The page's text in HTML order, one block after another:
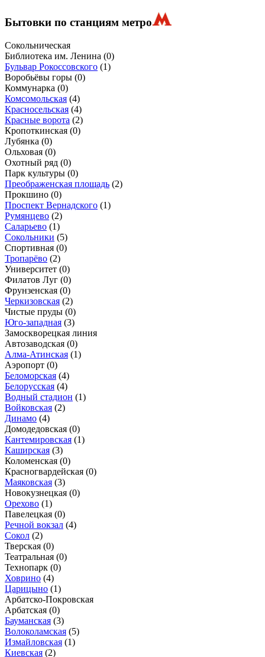
Бытовки по станциям метро
Сокольническая
Библиотека им. Ленина (0)
Бульвар Рокоссовского (1)
Воробьёвы горы (0)
Коммунарка (0)
Комсомольская (4)
Красносельская (4)
Красные ворота (2)
Кропоткинская (0)
Лубянка (0)
Ольховая (0)
Охотный ряд (0)
Парк культуры (0)
Преображенская площадь (2)
Прокшино (0)
Проспект Вернадского (1)
Румянцево (2)
Саларьево (1)
Сокольники (5)
Спортивная (0)
Тропарёво (2)
Университет (0)
Филатов Луг (0)
Фрунзенская (0)
Черкизовская (2)
Чистые пруды (0)
Юго-западная (3)
Замоскворецкая линия
Автозаводская (0)
Алма-Атинская (1)
Аэропорт (0)
Беломорская (4)
Белорусская (4)
Водный стадион (1)
Войковская (2)
Динамо (4)
Домодедовская (0)
Кантемировская (1)
Каширская (3)
Коломенская (0)
Красногвардейская (0)
Маяковская (3)
Новокузнецкая (0)
Орехово (1)
Павелецкая (0)
Речной вокзал (4)
Сокол (2)
Тверская (0)
Театральная (0)
Технопарк (0)
Ховрино (4)
Царицыно (1)
Арбатско-Покровская
Арбатская (0)
Бауманская (3)
Волоколамская (5)
Измайловская (1)
Киевская (2)